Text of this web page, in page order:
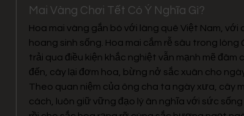
Mai Vàng Chơi Tết Có Ý Nghĩa Gì?
Hoa mai vàng gắn bó với làng quê Việt Nam,
hoang sinh sống. Hoa mai cắm rễ sâu trong
trải qua điều kiện khắc nghiệt vẫn mạnh mẽ đâm
đến, cây lại đơm hoa, bừng nở sắc xuân cho
Theo quan niệm của ông cha ta ngày xưa, cây
cách, luôn giữ vững đạo lý ân nghĩa với sức